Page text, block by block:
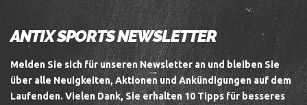
ANTIX SPORTS NEWSLETTER
Melden Sie sich für unseren Newsletter an und bleiben Sie
über alle Neuigkeiten, Aktionen und Ankündigungen auf dem
Laufenden. Vielen Dank, Sie erhalten 10 Tipps für besseres